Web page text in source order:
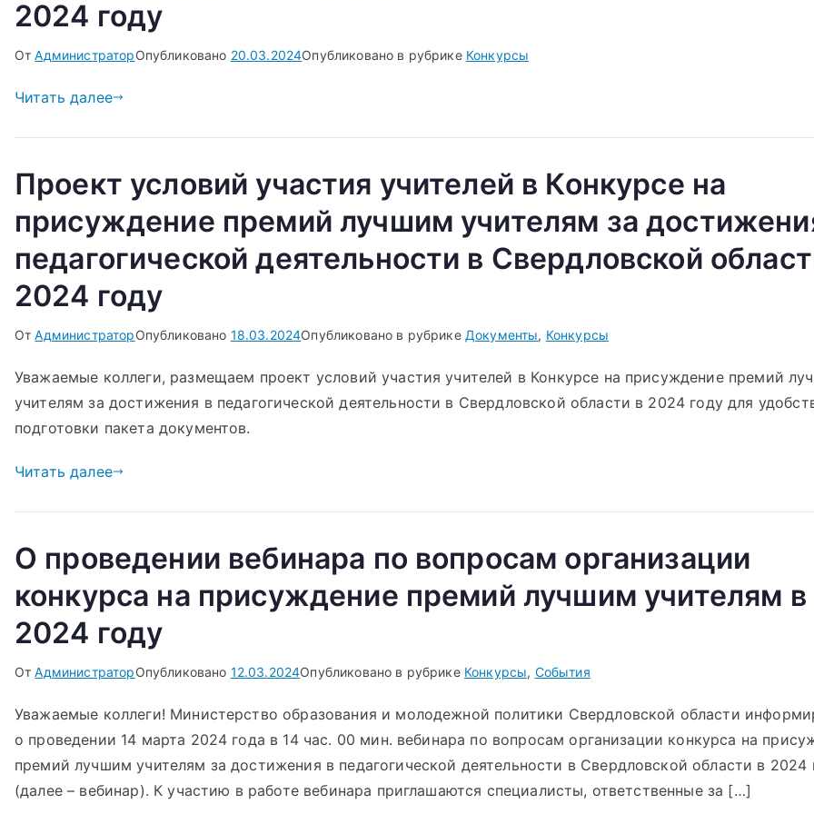
2024 году
ОтАдминистраторОпубликовано 20.03.2024Опубликовано в рубрике Конкурсы
Читать далее
Проект условий участия учителей в Конкурсе на
присуждение премий лучшим учителям за
педагогической деятельности в Свердловской
2024 году
ОтАдминистраторОпубликовано 18.03.2024Опубликовано в рубрике Документы, Конкурсы
Уважаемые коллеги, размещаем проект условий участия учителей в Конкурсе на присуждение премий
учителям за достижения в педагогической деятельности в Свердловской области в 2024 году для
подготовки пакета документов.
Читать далее
О проведении вебинара по вопросам организации
конкурса на присуждение премий лучшим учителям в
2024 году
ОтАдминистраторОпубликовано 12.03.2024Опубликовано в рубрике Конкурсы, События
Уважаемые коллеги! Министерство образования и молодежной политики Свердловской области
о проведении 14 марта 2024 года в 14 час. 00 мин. вебинара по вопросам организации конкурса на
премий лучшим учителям за достижения в педагогической деятельности в Свердловской области в 2024
(далее – вебинар). К участию в работе вебинара приглашаются специалисты, ответственные за […]